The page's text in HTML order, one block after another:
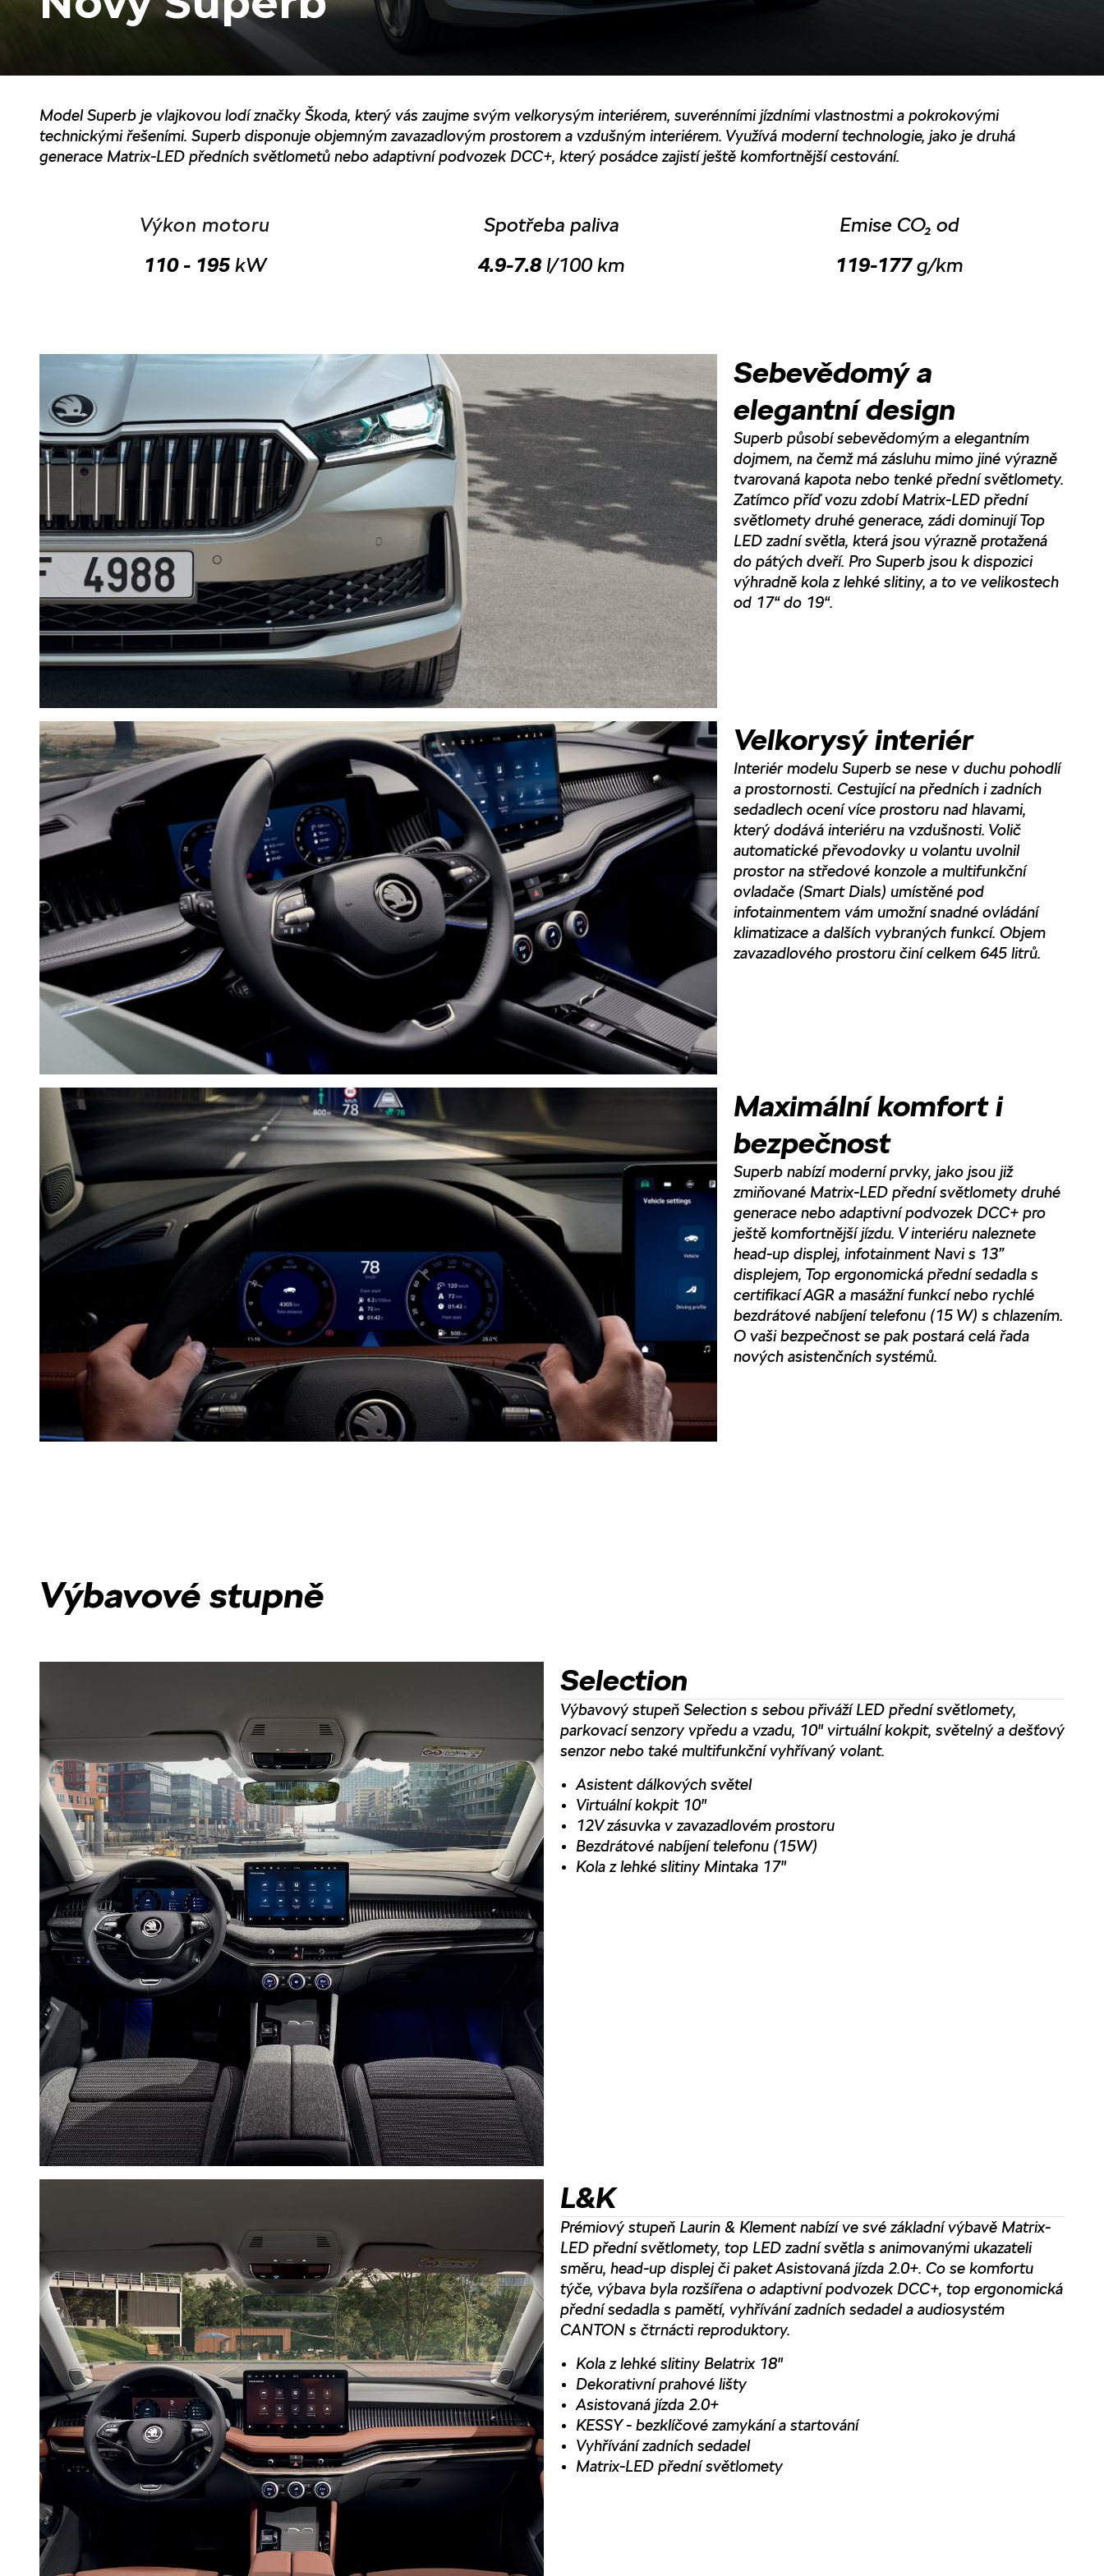
Model Superb je vlajkovou lodí značky Škoda, který vás zaujme svým velkorysým interiérem, suverénními jízdními vlastnostmi a pokrokovými
technickými řešeními. Superb disponuje objemným zavazadlovým prostorem a vzdušným interiérem. Využívá moderní technologie, jako je druhá
generace Matrix-LED předních světlometů nebo adaptivní podvozek DCC+, který posádce zajistí ještě komfortnější cestování.
Výkon motoru
110 - 195kW
Spotřeba paliva
4.9-7.8l/100 km
Emise CO₂ od
119-177g/km
Sebevědomý a
elegantní design
Superb působí sebevědomým a elegantním
dojmem, na čemž má zásluhu mimo jiné výrazně
tvarovaná kapota nebo tenké přední světlomety.
Zatímco příď vozu zdobí Matrix-LED přední
světlomety druhé generace, zádi dominují Top
LED zadní světla, která jsou výrazně protažená
do pátých dveří. Pro Superb jsou k dispozici
výhradně kola z lehké slitiny, a to ve velikostech
od 17“ do 19“.
Velkorysý interiér
Interiér modelu Superb se nese v duchu pohodlí
a prostornosti. Cestující na předních i zadních
sedadlech ocení více prostoru nad hlavami,
který dodává interiéru na vzdušnosti. Volič
automatické převodovky u volantu uvolnil
prostor na středové konzole a multifunkční
ovladače (Smart Dials) umístěné pod
infotainmentem vám umožní snadné ovládání
klimatizace a dalších vybraných funkcí. Objem
zavazadlového prostoru činí celkem 645 litrů.
Maximální komfort i
bezpečnost
Superb nabízí moderní prvky, jako jsou již
zmiňované Matrix-LED přední světlomety druhé
generace nebo adaptivní podvozek DCC+ pro
ještě komfortnější jízdu. V interiéru naleznete
head-up displej, infotainment Navi s 13”
displejem, Top ergonomická přední sedadla s
certifikací AGR a masážní funkcí nebo rychlé
bezdrátové nabíjení telefonu (15 W) s chlazením.
O vaši bezpečnost se pak postará celá řada
nových asistenčních systémů.
Výbavové stupně
Selection
Výbavový stupeň Selection s sebou přiváží LED přední světlomety,
parkovací senzory vpředu a vzadu, 10" virtuální kokpit, světelný a dešťový
senzor nebo také multifunkční vyhřívaný volant.
Asistent dálkových světel
Virtuální kokpit 10"
12V zásuvka v zavazadlovém prostoru
Bezdrátové nabíjení telefonu (15W)
Kola z lehké slitiny Mintaka 17"
L&K
Prémiový stupeň Laurin & Klement nabízí ve své základní výbavě Matrix-
LED přední světlomety, top LED zadní světla s animovanými ukazateli
směru, head-up displej či paket Asistovaná jízda 2.0+. Co se komfortu
týče, výbava byla rozšířena o adaptivní podvozek DCC+, top ergonomická
přední sedadla s pamětí, vyhřívání zadních sedadel a audiosystém
CANTON s čtrnácti reproduktory.
Kola z lehké slitiny Belatrix 18"
Dekorativní prahové lišty
Asistovaná jízda 2.0+
KESSY - bezklíčové zamykání a startování
Vyhřívání zadních sedadel
Matrix-LED přední světlomety